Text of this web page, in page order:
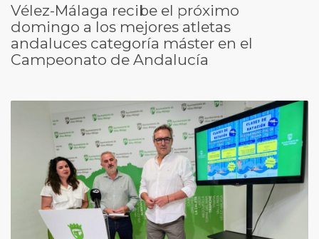
Vélez-Málaga recibe el próximo
domingo a los mejores atletas
andaluces categoría máster en el
Campeonato de Andalucía